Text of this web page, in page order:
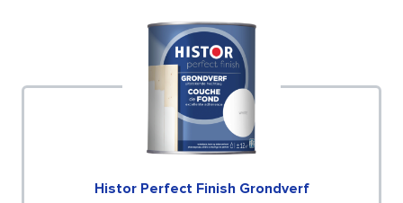
Histor Perfect Finish Grondverf